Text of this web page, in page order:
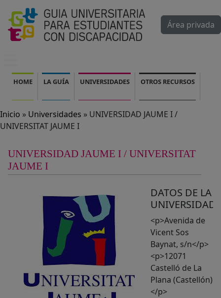
Pasar al contenido principal
Área privada
Mobile menu
Navegación principal
HOME LA GUÍA UNIVERSIDADES OTROS RECURSOS
Inicio Universidades
UNIVERSIDAD JAUME I /
UNIVERSITAT JAUME I
UNIVERSIDAD JAUME I / UNIVERSITAT
JAUME I
DATOS DE LA
UNIVERSIDAD
<p>Avenida de
Vicent Sos
Baynat, s/n</p>
<p>12071
Castelló de La
Plana (Castellón)
</p>